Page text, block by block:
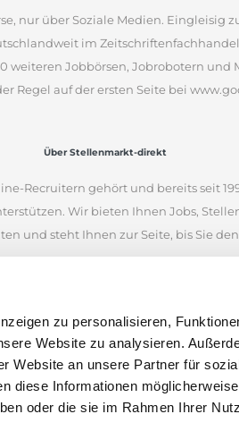
zu personalisieren,
Website zu analysieren.
Website an unsere Partner für
diese Informationen
oder die sie im Rahmen Ihrer
nur über Soziale Medien. Eingleisig
im
Jobbörsen, Jobrobotern und
Regel auf der ersten Seite bei
Über Stellenmarkt-direkt
Recruitern gehört und bereits seit
Wir bieten Ihnen Jobs,
und steht Ihnen zur Seite, bis Sie
und war eine der ersten Online-
Deutschland, Österreich und der
und Orten zu suchen. Wenn
inspirieren. Wir wünschen Ihnen